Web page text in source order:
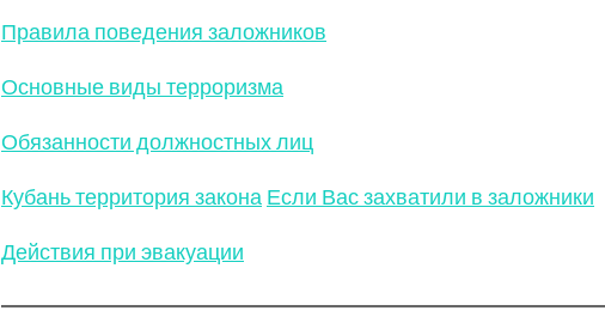
Правила поведения заложников
Основные виды терроризма
Обязанности должностных лиц
Кубань территория закона Если Вас захватили в заложники
Действия при эвакуации